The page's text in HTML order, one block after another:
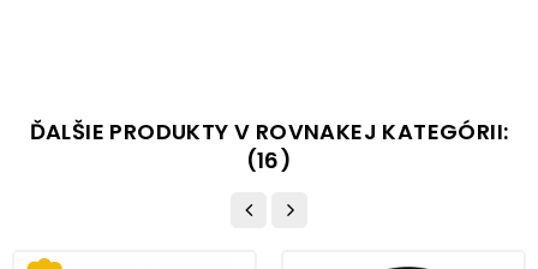
ĎALŠIE PRODUKTY V ROVNAKEJ KATEGÓRII:
(16)